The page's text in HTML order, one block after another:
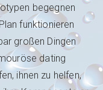
begegnen
funktionieren
großen Dingen
dating
ihnen zu helfen,